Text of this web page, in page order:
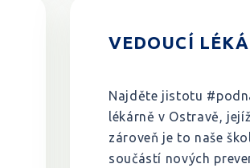
VEDOUCÍ
Najděte jistotu
lékárně v Ostravě,
zároveň je to naše
součástí nových